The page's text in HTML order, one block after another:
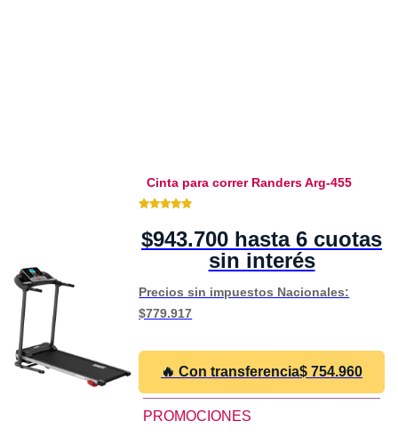
Cinta para correr Randers Arg-455
$943.700 hasta 6 cuotas
sin interés
Precios sin impuestos Nacionales:
$779.917
🔥 Con transferencia$ 754.960
PROMOCIONES